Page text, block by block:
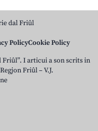
dal Friûl
PolicyCookie Policy
I articui a son scrits in
Friûl – V.J.